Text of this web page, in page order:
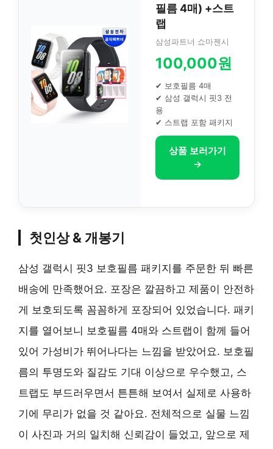
필름 4매) +스트
랩
삼성파트너 쇼마젠시
100,000원
✔ 보호필름 4매
✔ 삼성 갤럭시 핏3 전
용
✔ 스트랩 포함 패키지
상품 보러가기
→
첫인상 & 개봉기
삼성 갤럭시 핏3 보호필름 패키지를 주문한 뒤 빠른
배송에 만족했어요. 포장은 깔끔하고 제품이 안전하
게 보호되도록 꼼꼼하게 포장되어 있었습니다. 패키
지를 열어보니 보호필름 4매와 스트랩이 함께 들어
있어 가성비가 뛰어나다는 느낌을 받았어요. 보호필
름의 투명도와 질감도 기대 이상으로 우수했고, 스
트랩도 부드러우면서 튼튼해 보여서 실제로 사용하
기에 무리가 없을 것 같아요. 전체적으로 실물 느낌
이 사진과 거의 일치해 신뢰감이 들었고, 앞으로 제